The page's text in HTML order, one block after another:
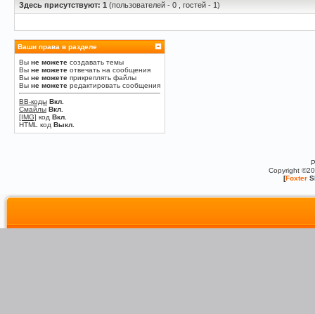
Здесь присутствуют: 1 (пользователей - 0 , гостей - 1)
Ваши права в разделе
Вы не можете создавать темы
Вы не можете отвечать на сообщения
Вы не можете прикреплять файлы
Вы не можете редактировать сообщения
BB-коды Вкл.
Смайлы Вкл.
[IMG] код Вкл.
HTML код Выкл.
Copyright
[Foxter